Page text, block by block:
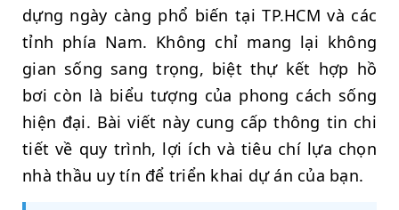
dựng ngày càng phổ biến tại TP.HCM và các
tỉnh phía Nam. Không chỉ mang lại không
gian sống sang trọng, biệt thự kết hợp hồ
bơi còn là biểu tượng của phong cách sống
hiện đại. Bài viết này cung cấp thông tin chi
tiết về quy trình, lợi ích và tiêu chí lựa chọn
nhà thầu uy tín để triển khai dự án của bạn.